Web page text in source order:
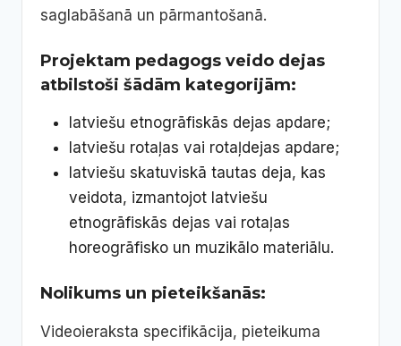
saglabāšanā un pārmantošanā.
Projektam pedagogs veido dejas
atbilstoši šādām kategorijām:
latviešu etnogrāfiskās dejas apdare;
latviešu rotaļas vai rotaļdejas apdare;
latviešu skatuviskā tautas deja, kas
veidota, izmantojot latviešu
etnogrāfiskās dejas vai rotaļas
horeogrāfisko un muzikālo materiālu.
Nolikums un pieteikšanās:
Videoieraksta specifikācija, pieteikuma